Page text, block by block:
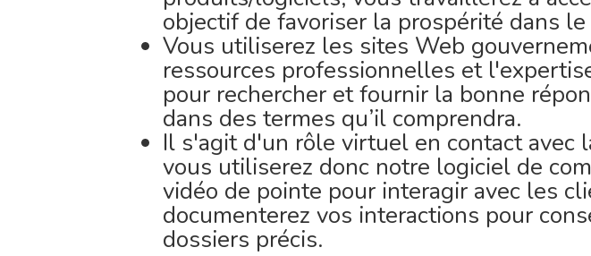
objectif de favoriser la prospérité dans
Vous utiliserez les sites Web
ressources professionnelles et
pour rechercher et fournir la bonne
dans des termes qu’il comprendra.
Il s'agit d'un rôle virtuel en contact avec
vous utiliserez donc notre logiciel de
vidéo de pointe pour interagir avec les
documenterez vos interactions pour
dossiers précis.